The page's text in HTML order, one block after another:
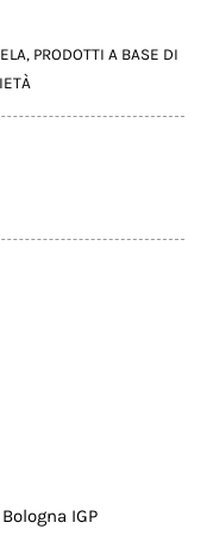
, PRODOTTI A BASE DI
IGP